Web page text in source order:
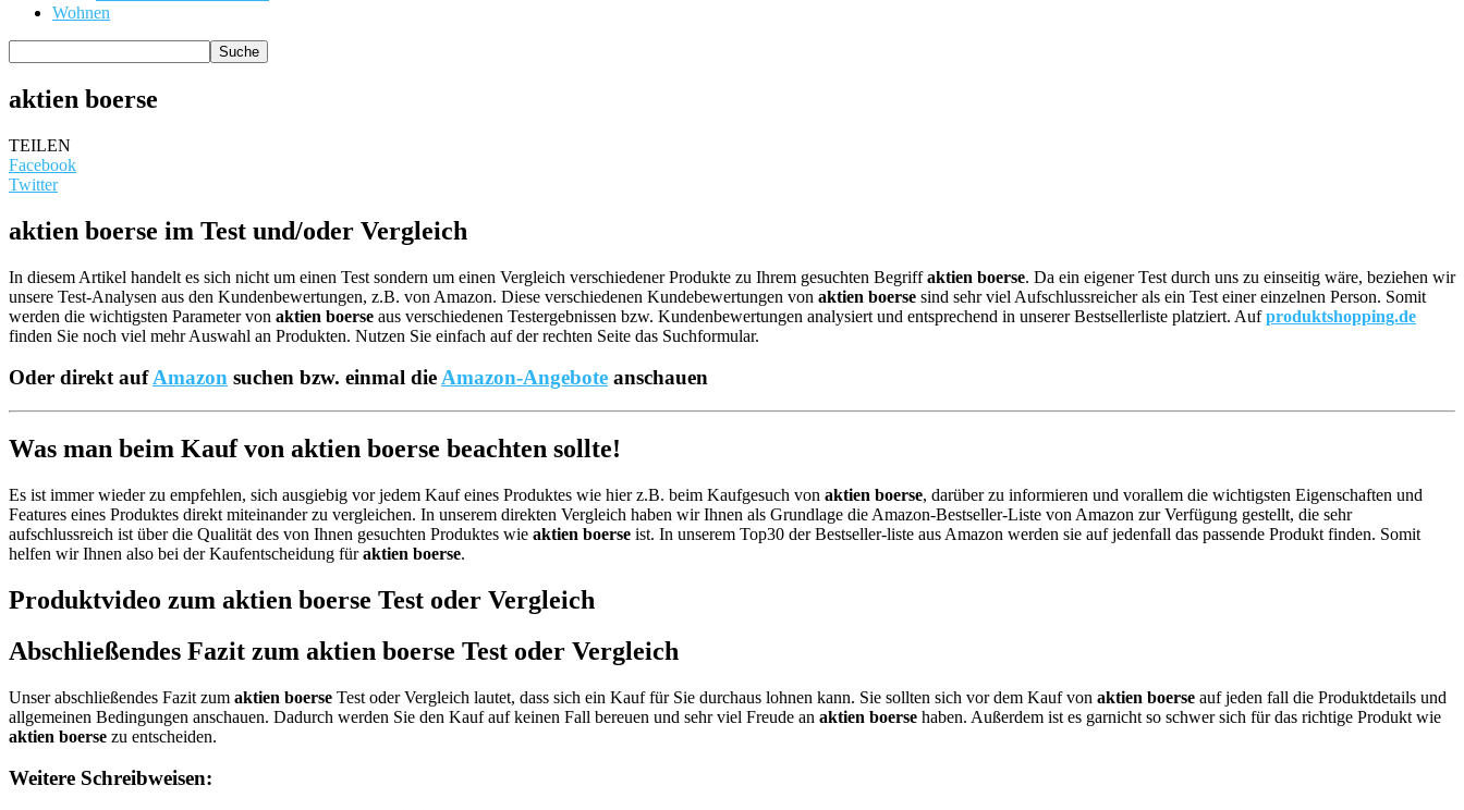
Wohnen
aktien boerse
TEILEN
Facebook
Twitter
aktien boerse im Test und/oder Vergleich
In diesem Artikel handelt es sich nicht um einen Test sondern um einen Vergleich verschiedener Produkte zu Ihrem gesuchten Begriffaktien boerse. Da ein eigener Test durch uns zu einseitig wäre, beziehen wir
unsere Test-Analysen aus den Kundenbewertungen, z.B. von Amazon. Diese verschiedenen Kundebewertungen von aktien boerse sind sehr viel Aufschlussreicher als ein Test einer einzelnen Person. Somit
werden die wichtigsten Parameter von aktien boerse aus verschiedenen Testergebnissen bzw. Kundenbewertungen analysiert und entsprechend in unserer Bestsellerliste platziert. Aufproduktshopping.de
finden Sie noch viel mehr Auswahl an Produkten. Nutzen Sie einfach auf der rechten Seite das Suchformular.
Oder direkt aufAmazon suchen bzw. einmal dieAmazon-Angebote anschauen
Was man beim Kauf von aktien boerse beachten sollte!
Es ist immer wieder zu empfehlen, sich ausgiebig vor jedem Kauf eines Produktes wie hier z.B. beim Kaufgesuch von aktien boerse, darüber zu informieren und vorallem die wichtigsten Eigenschaften und
Features eines Produktes direkt miteinander zu vergleichen. In unserem direkten Vergleich haben wir Ihnen als Grundlage die Amazon-Bestseller-Liste von Amazon zur Verfügung gestellt, die sehr
aufschlussreich ist über die Qualität des von Ihnen gesuchten Produktes wie aktien boerse ist. In unserem Top30 der Bestseller-liste aus Amazon werden sie auf jedenfall das passende Produkt finden. Somit
helfen wir Ihnen also bei der Kaufentscheidung füraktien boerse.
Produktvideo zum aktien boerse Test oder Vergleich
Abschließendes Fazit zum aktien boerse Test oder Vergleich
Unser abschließendes Fazit zum aktien boerse Test oder Vergleich lautet, dass sich ein Kauf für Sie durchaus lohnen kann. Sie sollten sich vor dem Kauf von aktien boerse auf jeden fall die Produktdetails und
allgemeinen Bedingungen anschauen. Dadurch werden Sie den Kauf auf keinen Fall bereuen und sehr viel Freude an aktien boerse haben. Außerdem ist es garnicht so schwer sich für das richtige Produkt wie
aktien boerse zu entscheiden.
Weitere Schreibweisen: